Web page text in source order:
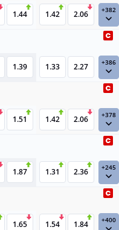
1.44 1.42 2.06 +382
1.39 1.33 2.27 +386
1.51 1.42 2.06 +378
1.87 1.31 2.36 +245
1.65 1.54 1.84 +400